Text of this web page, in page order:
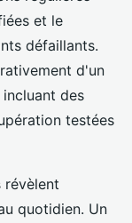
et le
défaillants.
d'un
des
testées
révèlent
quotidien. Un